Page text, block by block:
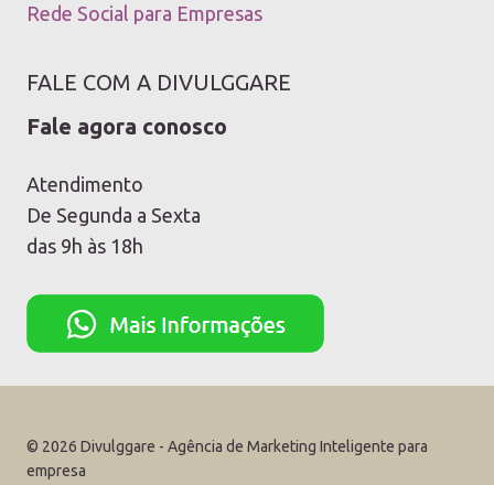
Rede Social para Empresas
FALE COM A DIVULGGARE
Fale agora conosco
Atendimento
De Segunda a Sexta
das 9h às 18h
© 2026 Divulggare - Agência de Marketing Inteligente para
empresa